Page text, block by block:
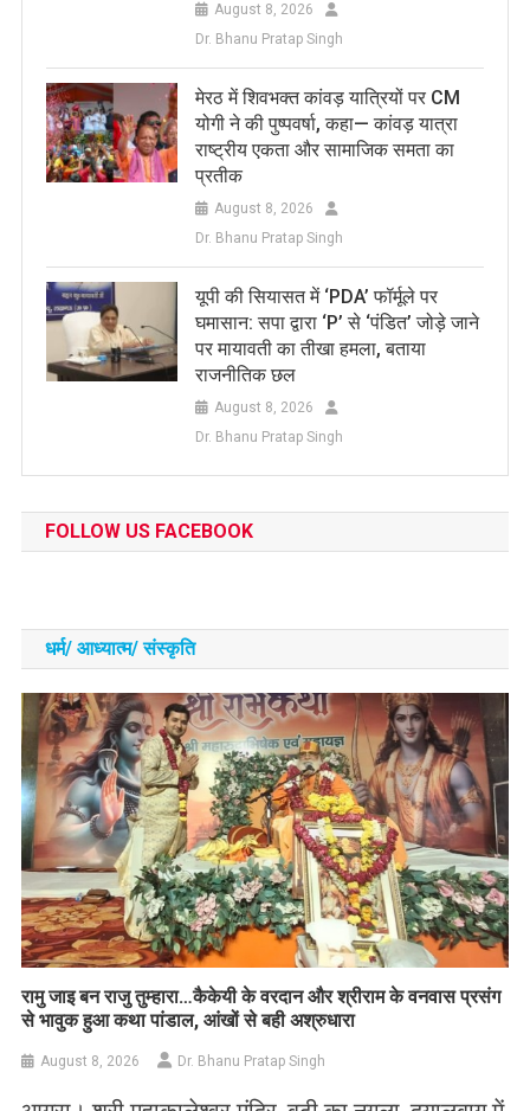
August 8, 2026
Dr. Bhanu Pratap Singh
मेरठ में शिवभक्त कांवड़ यात्रियों पर CM
योगी ने की पुष्पवर्षा, कहा— कांवड़ यात्रा
राष्ट्रीय एकता और सामाजिक समता का
प्रतीक
August 8, 2026
Dr. Bhanu Pratap Singh
यूपी की सियासत में ‘PDA’ फॉर्मूले पर
घमासान: सपा द्वारा ‘P’ से ‘पंडित’ जोड़े जाने
पर मायावती का तीखा हमला, बताया
राजनीतिक छल
August 8, 2026
Dr. Bhanu Pratap Singh
FOLLOW US FACEBOOK
धर्म/ आध्‍यात्‍म/ संस्‍कृति
रामु जाइ बन राजु तुम्हारा…कैकेयी के वरदान और श्रीराम के वनवास प्रसंग
से भावुक हुआ कथा पांडाल, आंखों से बही अश्रुधारा
August 8, 2026 Dr. Bhanu Pratap Singh